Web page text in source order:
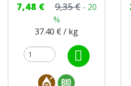
7,48 € 9,35 € - 20
%
37.40 € / kg